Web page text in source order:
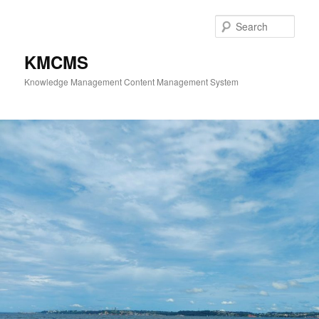
KMCMS
Knowledge Management Content Management System